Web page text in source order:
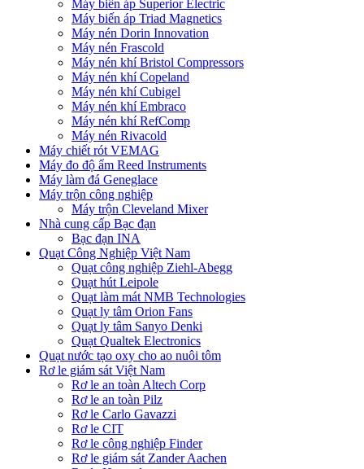
Máy biến áp Superior Electric
Máy biến áp Triad Magnetics
Máy nén Dorin Innovation
Máy nén Frascold
Máy nén khí Bristol Compressors
Máy nén khí Copeland
Máy nén khí Cubigel
Máy nén khí Embraco
Máy nén khí RefComp
Máy nén Rivacold
Máy chiết rót VEMAG
Máy đo độ ẩm Reed Instruments
Máy làm đá Geneglace
Máy trộn công nghiệp
Máy trộn Cleveland Mixer
Nhà cung cấp Bạc đạn
Bạc đạn INA
Quạt Công Nghiệp Việt Nam
Quạt công nghiệp Ziehl-Abegg
Quạt hút Leipole
Quạt làm mát NMB Technologies
Quạt ly tâm Orion Fans
Quạt ly tâm Sanyo Denki
Quạt Qualtek Electronics
Quạt nước tạo oxy cho ao nuôi tôm
Rơ le giám sát Việt Nam
Rơ le an toàn Altech Corp
Rơ le an toàn Pilz
Rơ le Carlo Gavazzi
Rơ le CIT
Rơ le công nghiệp Finder
Rơ le giám sát Zander Aachen